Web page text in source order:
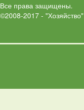
Все права защищены.
©2008-2017 - "Хозяйство"